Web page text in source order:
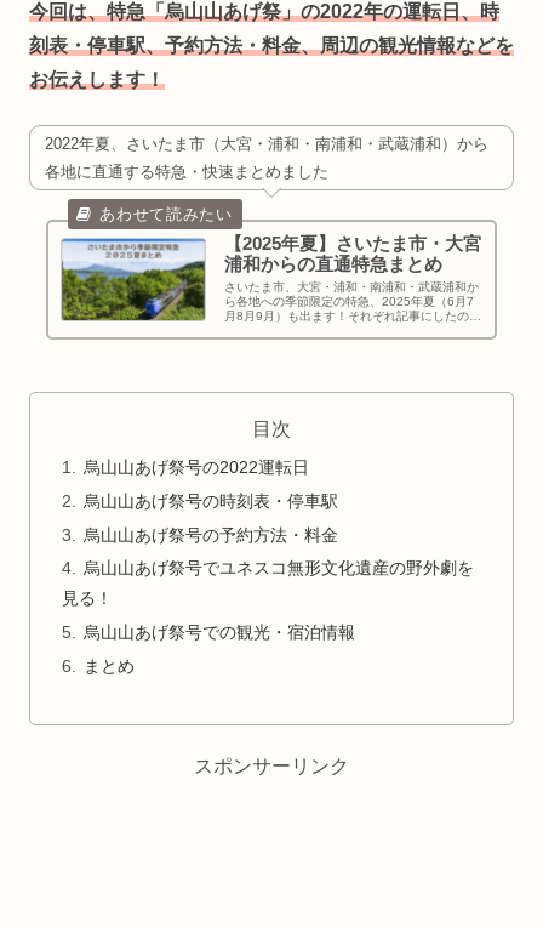
今回は、特急「烏山山あげ祭」の2022年の運転日、時
刻表・停車駅、予約方法・料金、周辺の観光情報などを
お伝えします！
2022年夏、さいたま市（大宮・浦和・南浦和・武蔵浦和）から
各地に直通する特急・快速まとめました
【2025年夏】さいたま市・大宮
浦和からの直通特急まとめ
さいたま市、大宮・浦和・南浦和・武蔵浦和か
ら各地への季節限定の特急、2025年夏（6月7
月8月9月）も出ます！それぞれ記事にしたので
目次
烏山山あげ祭号の2022運転日
烏山山あげ祭号の時刻表・停車駅
烏山山あげ祭号の予約方法・料金
烏山山あげ祭号でユネスコ無形文化遺産の野外劇を
見る！
烏山山あげ祭号での観光・宿泊情報
まとめ
スポンサーリンク